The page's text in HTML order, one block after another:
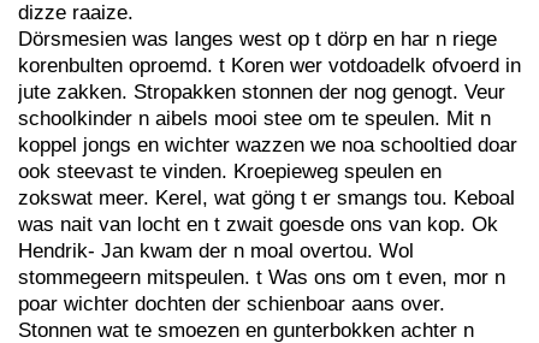
dizze raaize.
Dörsmesien was langes west op t dörp en har n riege
korenbulten oproemd. t Koren wer votdoadelk ofvoerd in
jute zakken. Stropakken stonnen der nog genogt. Veur
schoolkinder n aibels mooi stee om te speulen. Mit n
koppel jongs en wichter wazzen we noa schooltied doar
ook steevast te vinden. Kroepieweg speulen en
zokswat meer. Kerel, wat göng t er smangs tou. Keboal
was nait van locht en t zwait goesde ons van kop. Ok
Hendrik- Jan kwam der n moal overtou. Wol
stommegeern mitspeulen. t Was ons om t even, mor n
poar wichter dochten der schienboar aans over.
Stonnen wat te smoezen en gunterbokken achter n